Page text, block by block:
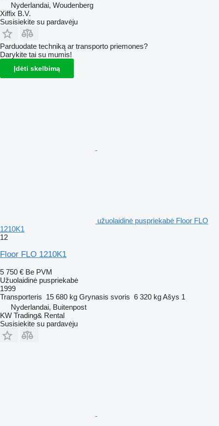
Nyderlandai, Woudenberg
Xiffix B.V.
Susisiekite su pardavėju
Parduodate techniką ar transporto priemones?
Darykite tai su mumis!
Įdėti skelbimą
užuolaidinė puspriekabė Floor FLO
1210K1
12
Floor FLO 1210K1
5 750 € Be PVM
Užuolaidinė puspriekabė
1999
Transporteris 15 680 kg Grynasis svoris 6 320 kgAšys 1
Nyderlandai, Buitenpost
KW Trading& Rental
Susisiekite su pardavėju